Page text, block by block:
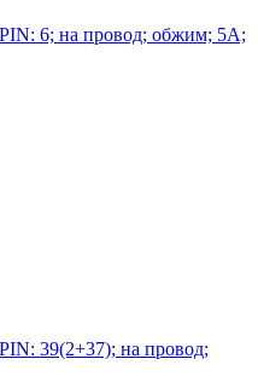
6; на провод; обжим; 5А;
39(2+37); на провод;